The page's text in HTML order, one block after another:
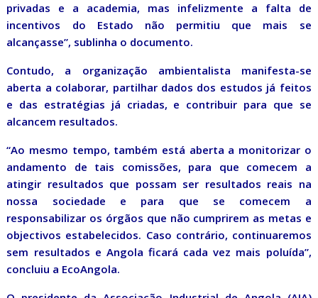
privadas e a academia, mas infelizmente a falta de
incentivos do Estado não permitiu que mais se
alcançasse”, sublinha o documento.
Contudo, a organização ambientalista manifesta-se
aberta a colaborar, partilhar dados dos estudos já feitos
e das estratégias já criadas, e contribuir para que se
alcancem resultados.
“Ao mesmo tempo, também está aberta a monitorizar o
andamento de tais comissões, para que comecem a
atingir resultados que possam ser resultados reais na
nossa sociedade e para que se comecem a
responsabilizar os órgãos que não cumprirem as metas e
objectivos estabelecidos. Caso contrário, continuaremos
sem resultados e Angola ficará cada vez mais poluída”,
concluiu a EcoAngola.